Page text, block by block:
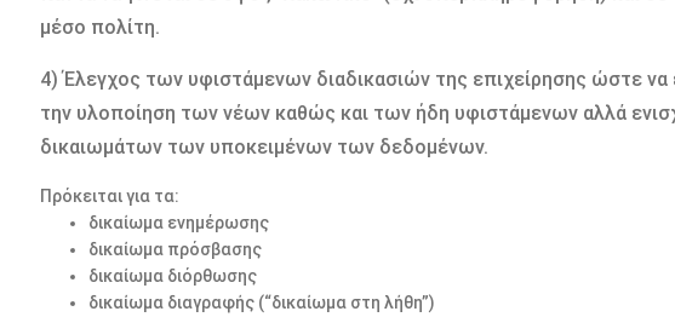
μέσο πολίτη.
4) Έλεγχος των υφιστάμενων διαδικασιών της επιχείρησης ώστε
την υλοποίηση των νέων καθώς και των ήδη υφιστάμενων αλλά
δικαιωμάτων των υποκειμένων των δεδομένων.
Πρόκειται για τα:
δικαίωμα ενημέρωσης
δικαίωμα πρόσβασης
δικαίωμα διόρθωσης
δικαίωμα διαγραφής (“δικαίωμα στη λήθη”)